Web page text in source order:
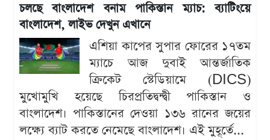
চলছে বাংলাদেশ বনাম পাকিস্তান ম্যাচ: ব্যাটিংয়ে
বাংলাদেশ, লাইভ দেখুন এখানে
এশিয়া কাপের সুপার ফোরের ১৭তম
ম্যাচে আজ দুবাই আন্তর্জাতিক
ক্রিকেট স্টেডিয়ামে (DICS)
মুখোমুখি হয়েছে চিরপ্রতিদ্বন্দ্বী পাকিস্তান ও
বাংলাদেশ। পাকিস্তানের দেওয়া ১৩৬ রানের জয়ের
লক্ষ্যে ব্যাট করতে নেমেছে বাংলাদেশ। এই মুহূর্তে...